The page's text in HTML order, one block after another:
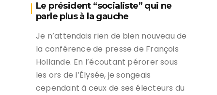
Le président “socialiste” qui ne
parle plus à la gauche
Je n’attendais rien de bien nouveau de
la conférence de presse de François
Hollande. En l’écoutant pérorer sous
les ors de l’Élysée, je songeais
cependant à ceux de ses électeurs du